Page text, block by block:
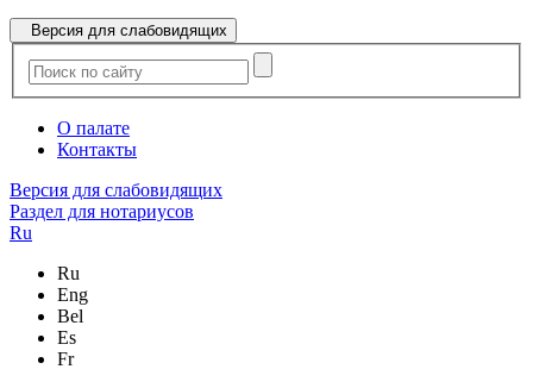
Версия для слабовидящих
О палате
Контакты
Версия для слабовидящих
Раздел для нотариусов
Ru
Ru
Eng
Bel
Es
Fr